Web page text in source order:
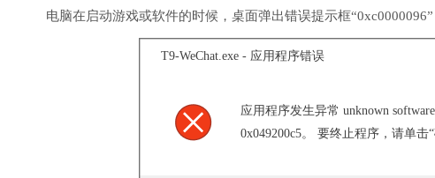
电脑在启动游戏或软件的时候，桌面弹出错误提示框
T9-WeChat.exe - 应用程序错误
应用程序发生异常 unknown
0x049200c5。 要终止程序，请单击“